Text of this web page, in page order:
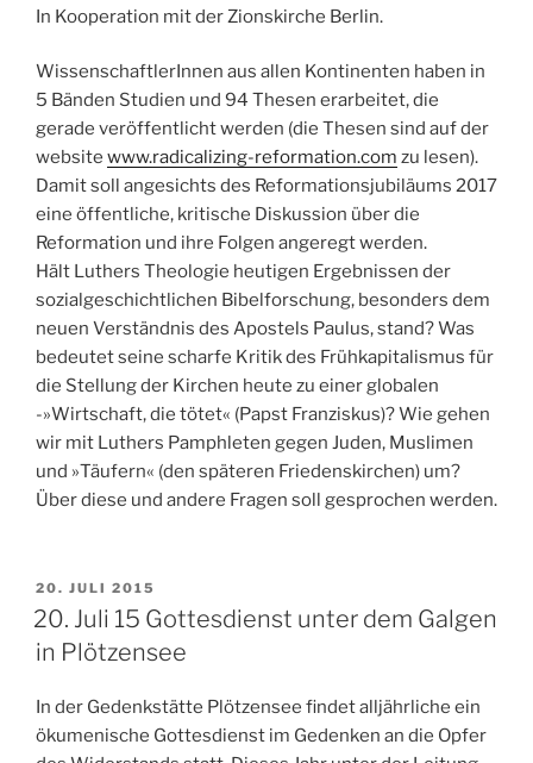
In Kooperation mit der Zionskirche Berlin.
WissenschaftlerInnen aus allen Kontinenten haben in
5 Bänden Studien und 94 Thesen erarbeitet, die
gerade veröffentlicht werden (die Thesen sind auf der
website www.radicalizing-reformation.com zu lesen).
Damit soll angesichts des Reformationsjubiläums 2017
eine öffentliche, kritische Diskussion über die
Reformation und ihre Folgen angeregt werden.
Hält Luthers Theologie heutigen Ergebnissen der
sozialgeschichtlichen Bibelforschung, besonders dem
neuen Verständnis des Apostels Paulus, stand? Was
bedeutet seine scharfe Kritik des Frühkapitalismus für
die Stellung der Kirchen heute zu einer globalen
-»Wirtschaft, die tötet« (Papst Franziskus)? Wie gehen
wir mit Luthers Pamphleten gegen Juden, Muslimen
und »Täufern« (den späteren Friedenskirchen) um?
Über diese und andere Fragen soll gesprochen werden.
VERÖFFENTLICHT
AM
20. JULI 2015
20. Juli 15 Gottesdienst unter dem Galgen
in Plötzensee
In der Gedenkstätte Plötzensee findet alljährliche ein
ökumenische Gottesdienst im Gedenken an die Opfer